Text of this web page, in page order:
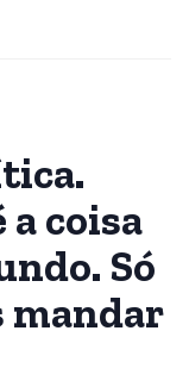
a coisa
Só
mandar